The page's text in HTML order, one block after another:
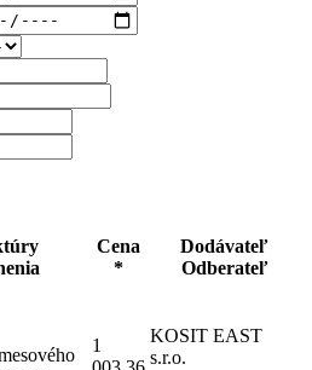
Cena
*
Dodávateľ
Odberateľ
1
KOSIT EAST
s.r.o.